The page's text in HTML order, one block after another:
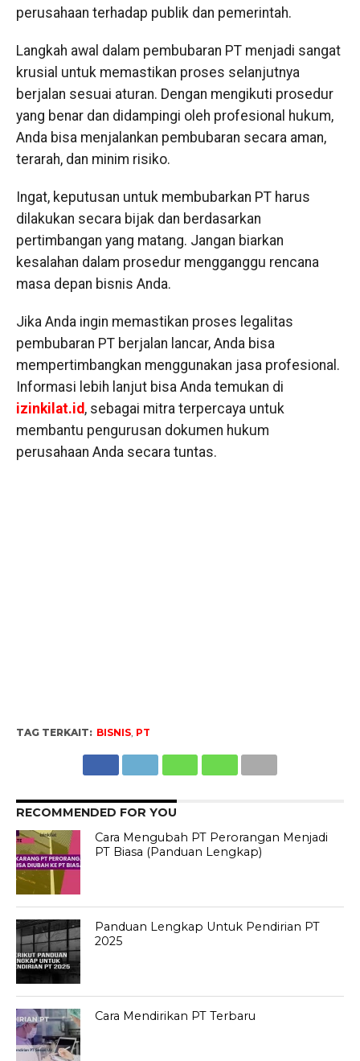
perusahaan terhadap publik dan pemerintah.
Langkah awal dalam pembubaran PT menjadi sangat
krusial untuk memastikan proses selanjutnya
berjalan sesuai aturan. Dengan mengikuti prosedur
yang benar dan didampingi oleh profesional hukum,
Anda bisa menjalankan pembubaran secara aman,
terarah, dan minim risiko.
Ingat, keputusan untuk membubarkan PT harus
dilakukan secara bijak dan berdasarkan
pertimbangan yang matang. Jangan biarkan
kesalahan dalam prosedur mengganggu rencana
masa depan bisnis Anda.
Jika Anda ingin memastikan proses legalitas
pembubaran PT berjalan lancar, Anda bisa
mempertimbangkan menggunakan jasa profesional.
Informasi lebih lanjut bisa Anda temukan di
izinkilat.id , sebagai mitra terpercaya untuk
membantu pengurusan dokumen hukum
perusahaan Anda secara tuntas.
TAG TERKAIT: BISNIS, PT
RECOMMENDED FOR YOU
Cara Mengubah PT Perorangan Menjadi
PT Biasa (Panduan Lengkap)
Panduan Lengkap Untuk Pendirian PT
2025
Cara Mendirikan PT Terbaru